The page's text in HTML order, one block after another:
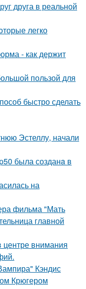
друга в реальной
легко
- как держит
пользой для
быстро сделать
Эстеллу, начали
была созданa в
на
фильма "Мать
главной
центре внимания
Кэндис
Крюгером